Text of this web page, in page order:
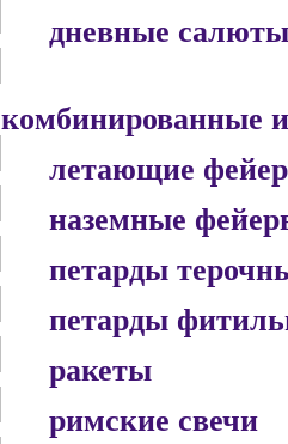
дневные салюты
комбинированные
летающие
наземные
петарды
петарды
ракеты
римские свечи